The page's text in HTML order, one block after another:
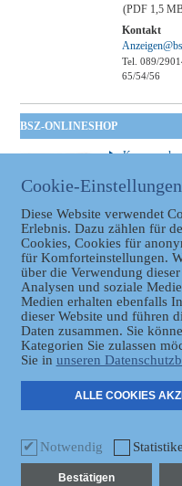
(PDF 1,5
Kontakt
Tel. 089/
65/54/56
BSZ-ONLINESHOP
Kommunales
GVBl |
Datenschutz
Cookie-Einstellungen
Diese Website verwendet
Erlebnis. Dazu zählen für
Cookies, Cookies für
für Komforteinstellungen.
über die Verwendung
Analysen und soziale
Medien erhalten ebenfalls
dieser Website und führen
Daten zusammen. Sie
Kategorien Sie zulassen
Sie in unseren
ALLE COOKIES
Notwendig
Bestätigen